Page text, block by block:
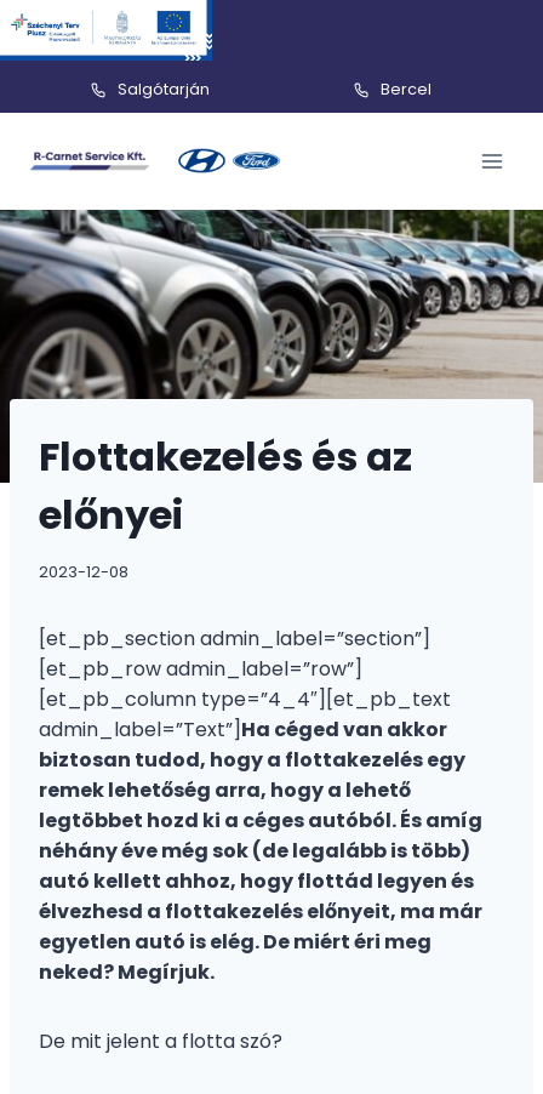
Salgótarján Bercel
Flottakezelés és az
előnyei
2023-12-08
[et_pb_section admin_label=”section”]
[et_pb_row admin_label=”row”]
[et_pb_column type=”4_4″][et_pb_text
admin_label=”Text”]Ha céged van akkor
biztosan tudod, hogy a flottakezelés egy
remek lehetőség arra, hogy a lehető
legtöbbet hozd ki a céges autóból. És amíg
néhány éve még sok (de legalább is több)
autó kellett ahhoz, hogy flottád legyen és
élvezhesd a flottakezelés előnyeit, ma már
egyetlen autó is elég. De miért éri meg
neked? Megírjuk.
De mit jelent a flotta szó?